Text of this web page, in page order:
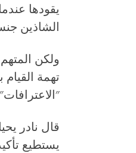
يقودها
الشاذين
ولكن
تهمة
قال نادر
يستطيع